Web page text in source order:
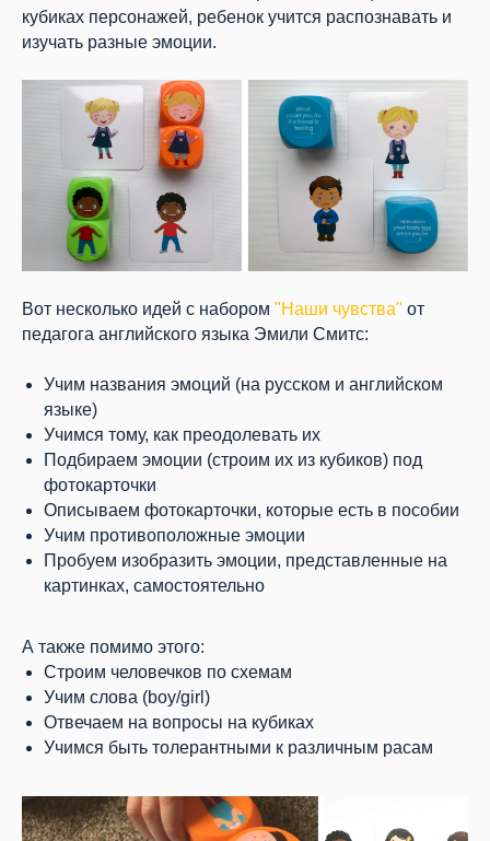
кубиках персонажей, ребенок учится распознавать и
изучать разные эмоции.
Вот несколько идей с набором "Наши чувства" от
педагога английского языка Эмили Смитс:
Учим названия эмоций (на русском и английском
языке)
Учимся тому, как преодолевать их
Подбираем эмоции (строим их из кубиков) под
фотокарточки
Описываем фотокарточки, которые есть в пособии
Учим противоположные эмоции
Пробуем изобразить эмоции, представленные на
картинках, самостоятельно
А также помимо этого:
Строим человечков по схемам
Учим слова (boy/girl)
Отвечаем на вопросы на кубиках
Учимся быть толерантными к различным расам